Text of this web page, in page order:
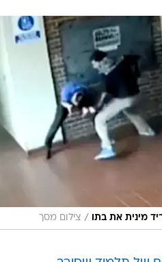
מינית את בתו / צילום מסך